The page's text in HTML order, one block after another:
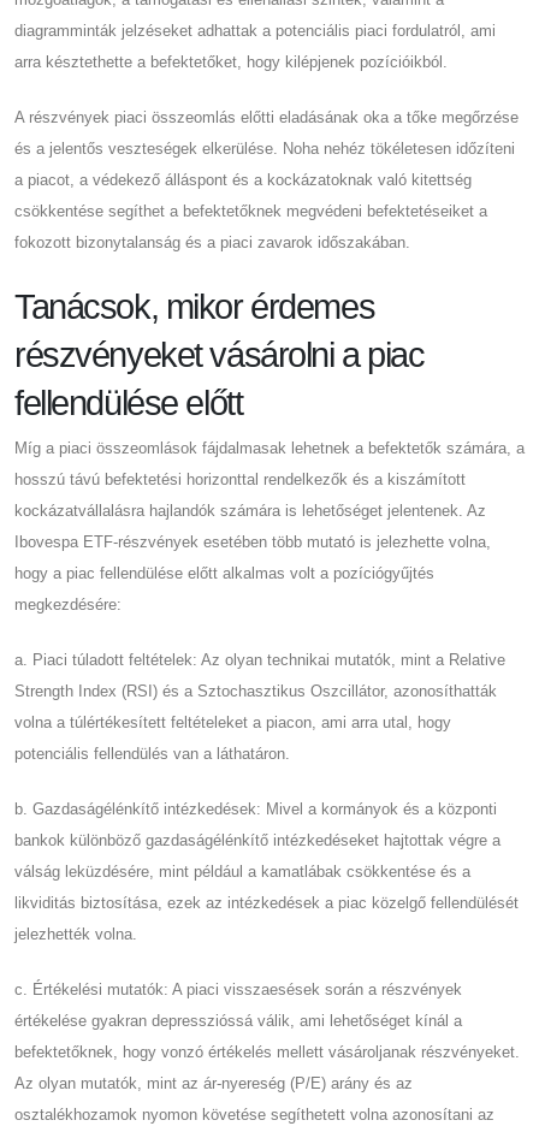
diagramminták jelzéseket adhattak a potenciális piaci fordulatról, ami
arra késztethette a befektetőket, hogy kilépjenek pozícióikból.
A részvények piaci összeomlás előtti eladásának oka a tőke megőrzése
és a jelentős veszteségek elkerülése. Noha nehéz tökéletesen időzíteni
a piacot, a védekező álláspont és a kockázatoknak való kitettség
csökkentése segíthet a befektetőknek megvédeni befektetéseiket a
fokozott bizonytalanság és a piaci zavarok időszakában.
Tanácsok, mikor érdemes
részvényeket vásárolni a piac
fellendülése előtt
Míg a piaci összeomlások fájdalmasak lehetnek a befektetők számára, a
hosszú távú befektetési horizonttal rendelkezők és a kiszámított
kockázatvállalásra hajlandók számára is lehetőséget jelentenek. Az
Ibovespa ETF-részvények esetében több mutató is jelezhette volna,
hogy a piac fellendülése előtt alkalmas volt a pozíciógyűjtés
megkezdésére:
a. Piaci túladott feltételek: Az olyan technikai mutatók, mint a Relative
Strength Index (RSI) és a Sztochasztikus Oszcillátor, azonosíthatták
volna a túlértékesített feltételeket a piacon, ami arra utal, hogy
potenciális fellendülés van a láthatáron.
b. Gazdaságélénkítő intézkedések: Mivel a kormányok és a központi
bankok különböző gazdaságélénkítő intézkedéseket hajtottak végre a
válság leküzdésére, mint például a kamatlábak csökkentése és a
likviditás biztosítása, ezek az intézkedések a piac közelgő fellendülését
jelezhették volna.
c. Értékelési mutatók: A piaci visszaesések során a részvények
értékelése gyakran depresszióssá válik, ami lehetőséget kínál a
befektetőknek, hogy vonzó értékelés mellett vásároljanak részvényeket.
Az olyan mutatók, mint az ár-nyereség (P/E) arány és az
osztalékhozamok nyomon követése segíthetett volna azonosítani az